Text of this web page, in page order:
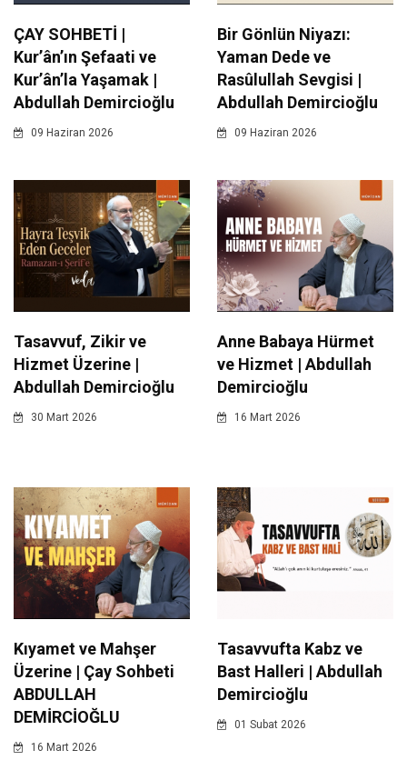
ÇAY SOHBETİ |
Kur’ân’ın Şefaati ve
Kur’ân’la Yaşamak |
Abdullah Demircioğlu
09 Haziran 2026
Bir Gönlün Niyazı:
Yaman Dede ve
Rasûlullah Sevgisi |
Abdullah Demircioğlu
09 Haziran 2026
Tasavvuf, Zikir ve
Hizmet Üzerine |
Abdullah Demircioğlu
30 Mart 2026
Anne Babaya Hürmet
ve Hizmet | Abdullah
Demircioğlu
16 Mart 2026
Kıyamet ve Mahşer
Üzerine | Çay Sohbeti
ABDULLAH
DEMİRCİOĞLU
16 Mart 2026
Tasavvufta Kabz ve
Bast Halleri | Abdullah
Demircioğlu
01 Subat 2026